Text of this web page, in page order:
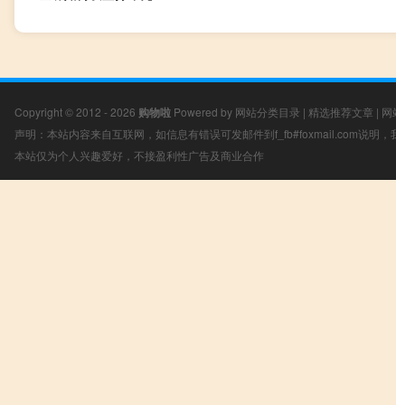
Copyright © 2012 - 2026 购物啦 Powered by 网站分类目录 | 精选推荐文章 | 网
声明：本站内容来自互联网，如信息有错误可发邮件到f_fb#foxmail.com说明，
本站仅为个人兴趣爱好，不接盈利性广告及商业合作